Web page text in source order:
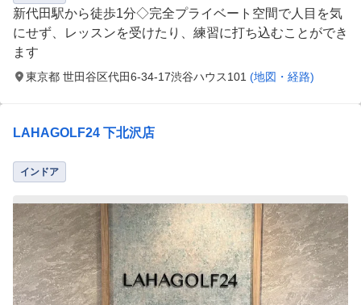
新代田駅から徒歩1分◇完全プライベート空間で人目を気
にせず、レッスンを受けたり、練習に打ち込むことができ
ます
東京都 世田谷区代田6-34-17渋谷ハウス101 (地図・経路)
LAHAGOLF24 下北沢店
インドア